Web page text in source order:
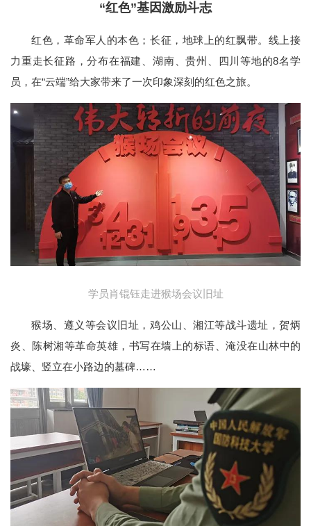
“红色”基因激励斗志
红色，革命军人的本色；长征，地球上的红飘带。线上接
力重走长征路，分布在福建、湖南、贵州、四川等地的8名学
员，在“云端”给大家带来了一次印象深刻的红色之旅。
学员肖锟钰走进猴场会议旧址
猴场、遵义等会议旧址，鸡公山、湘江等战斗遗址，贺炳
炎、陈树湘等革命英雄，书写在墙上的标语、淹没在山林中的
战壕、竖立在小路边的墓碑……